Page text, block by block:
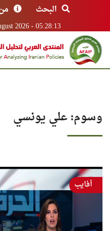
البحث
2026 - 05:28:13
وسوم: علي يونسي
أفايب